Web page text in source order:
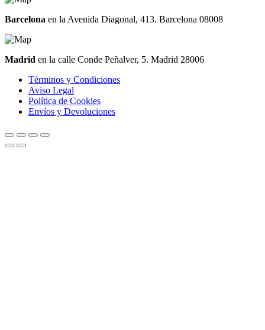
Barcelona en la Avenida Diagonal, 413. Barcelona 08008
Madrid en la calle Conde Peñalver, 5. Madrid 28006
Términos y Condiciones
Aviso Legal
Política de Cookies
Envíos y Devoluciones